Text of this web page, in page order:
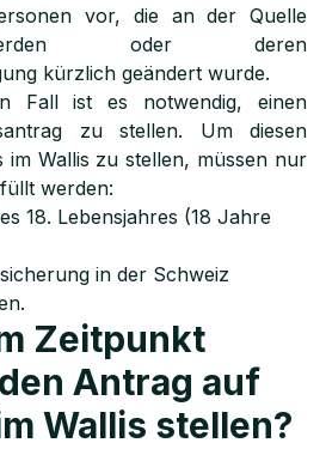
vor, die an der Quelle
oder deren
kürzlich geändert wurde.
Fall ist es notwendig, einen
zu stellen. Um diesen
im Wallis zu stellen, müssen nur
werden:
18. Lebensjahres (18 Jahre
in der Schweiz
Zeitpunkt
Antrag auf
Wallis stellen?